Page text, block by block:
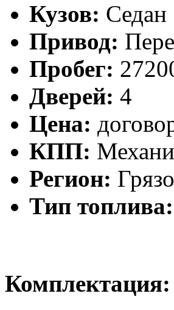
Кузов: Седан
Привод:
Пробег:
Дверей: 4
Цена:
КПП:
Регион:
Тип топлива:
Комплектация: